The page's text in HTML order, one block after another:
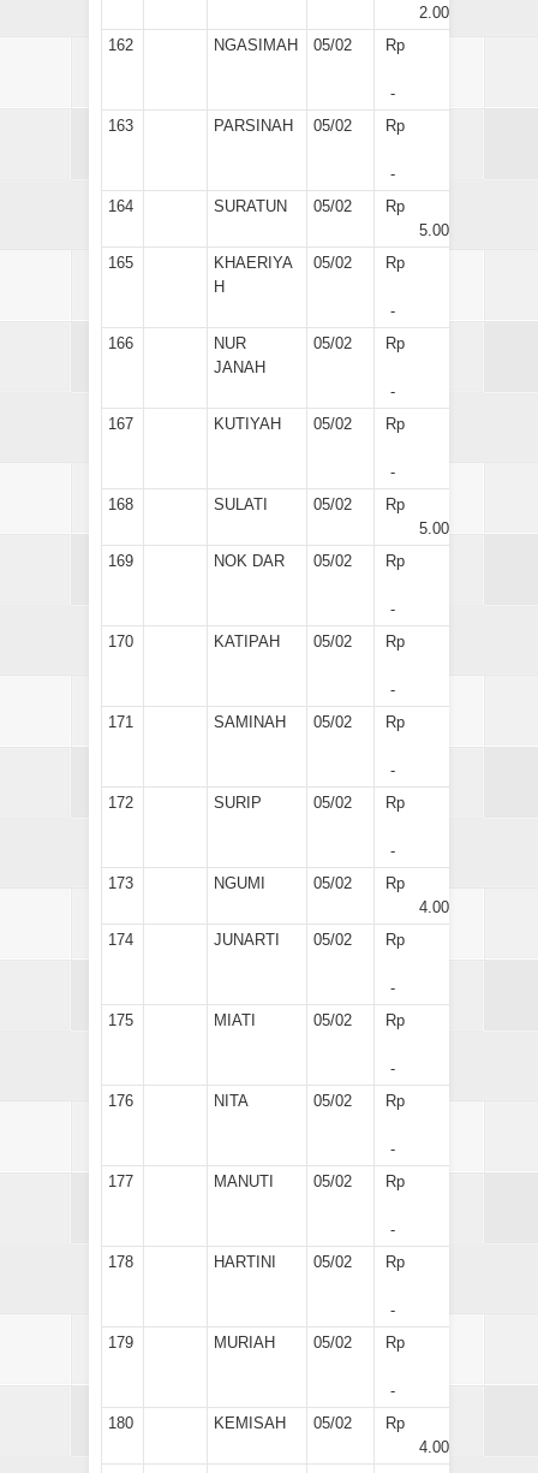
2.000
162
NGASIMAH 05/02 Rp
-
163
PARSINAH 05/02 Rp
-
164
SURATUN 05/02
Rp
5.000
165
KHAERIYA
H
05/02 Rp
-
166
NUR
JANAH
05/02 Rp
-
167
KUTIYAH 05/02 Rp
-
168
SULATI 05/02
Rp
5.000
169
NOK DAR 05/02 Rp
-
170
KATIPAH 05/02 Rp
-
171
SAMINAH 05/02 Rp
-
172
SURIP 05/02 Rp
-
173
NGUMI 05/02
Rp
4.000
174
JUNARTI 05/02 Rp
-
175
MIATI 05/02 Rp
-
176
NITA 05/02 Rp
-
177
MANUTI 05/02 Rp
-
178
HARTINI 05/02 Rp
-
179
MURIAH 05/02 Rp
-
180
KEMISAH 05/02
Rp
4.000